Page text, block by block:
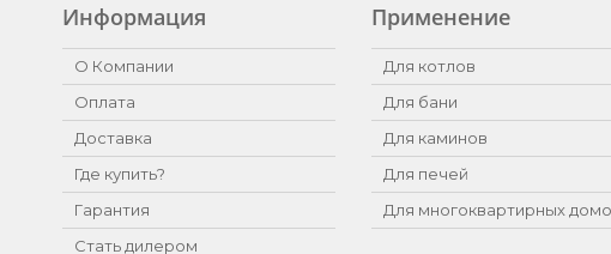
Информация
О Компании
Оплата
Доставка
Где купить?
Гарантия
Стать дилером
Применение
Для котлов
Для бани
Для каминов
Для печей
Для многоквартирных